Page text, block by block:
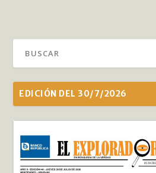
EDICIÓN DEL 30/7/2026